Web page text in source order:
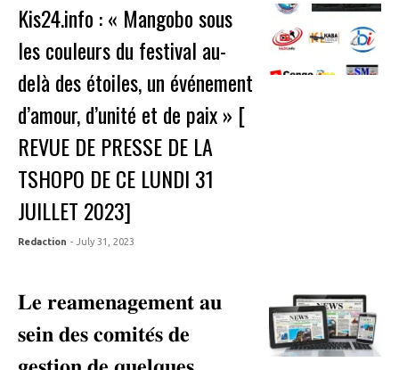
Kis24.info : « Mangobo sous
les couleurs du festival au-
delà des étoiles, un événement
d’amour, d’unité et de paix » [
REVUE DE PRESSE DE LA
TSHOPO DE CE LUNDI 31
JUILLET 2023]
Redaction - July 31, 2023
𝐋𝐞 𝐫𝐞𝐚𝐦𝐞𝐧𝐚𝐠𝐞𝐦𝐞𝐧𝐭 𝐚𝐮
𝐬𝐞𝐢𝐧 𝐝𝐞𝐬 𝐜𝐨𝐦𝐢𝐭𝐞́𝐬 𝐝𝐞